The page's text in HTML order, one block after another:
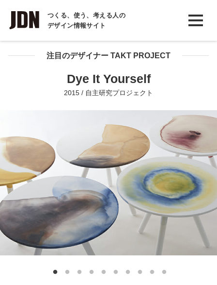
つくる、使う、考える人の
デザイン情報サイト
INTERVIEW
インタビュー
REPORT
COLUMN
注目のデザイナー TAKT PROJECT
Dye It Yourself
2015 / 自主研究プロジェクト